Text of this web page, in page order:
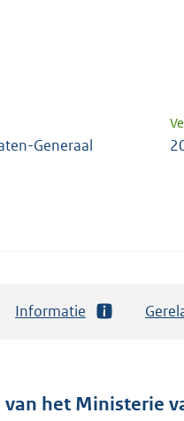
Generaal
Informatie
het Ministerie